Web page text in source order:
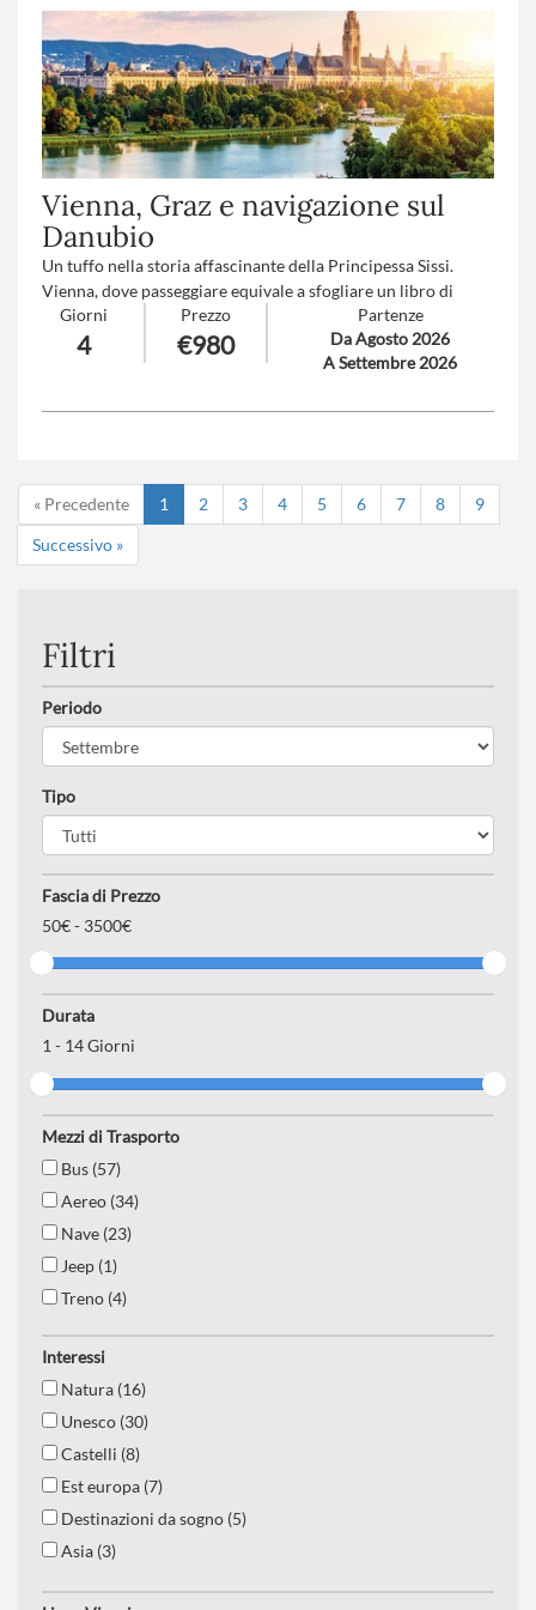
Vienna, Graz e navigazione sul
Danubio
Un tuffo nella storia affascinante della Principessa Sissi.
Vienna, dove passeggiare equivale a sfogliare un libro di
storia e Graz, capitale della Stiria, romantico scenario di
cultura e arte barocca, e il Danubio che da sempre popola
sogni romantici..
Giorni
4
Prezzo
€980
Partenze
Da Agosto 2026
A Settembre 2026
« Precedente 1 2 3 4 5 6 7 8
9
Successivo »
Filtri
Periodo
Tipo
Fascia di Prezzo
50€ - 3500€
Durata
1- 14Giorni
Mezzi di Trasporto
Bus (57)
Aereo (34)
Nave (23)
Jeep (1)
Treno (4)
Interessi
Natura (16)
Unesco (30)
Castelli (8)
Est europa (7)
Destinazioni da sogno (5)
Asia (3)